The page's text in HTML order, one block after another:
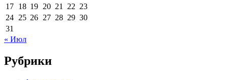
17 18 19 20 21 22 23
24 25 26 27 28 29 30
31
« Июл
Рубрики